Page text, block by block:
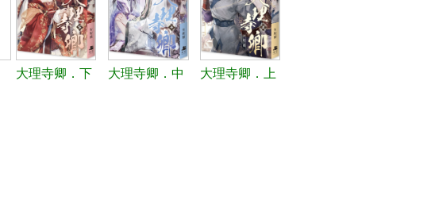
大理寺卿．下 大理寺卿．中 大理寺卿．上